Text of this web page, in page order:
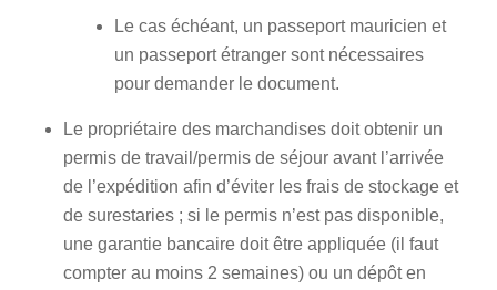
Le cas échéant, un passeport mauricien et
un passeport étranger sont nécessaires
pour demander le document.
Le propriétaire des marchandises doit obtenir un
permis de travail/permis de séjour avant l’arrivée
de l’expédition afin d’éviter les frais de stockage et
de surestaries ; si le permis n’est pas disponible,
une garantie bancaire doit être appliquée (il faut
compter au moins 2 semaines) ou un dépôt en